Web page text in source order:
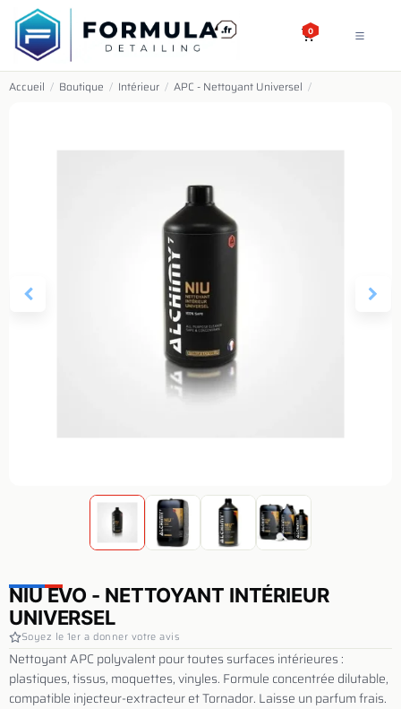
SE RENDRE AU CONTENU
0
Accueil / Boutique / Intérieur / APC - Nettoyant Universel /
NIU EVO - NETTOYANT INTÉRIEUR
UNIVERSEL
Soyez le 1er a donner votre avis
Nettoyant APC polyvalent pour toutes surfaces intérieures :
plastiques, tissus, moquettes, vinyles. Formule concentrée dilutable,
compatible injecteur-extracteur et Tornador. Laisse un parfum frais.